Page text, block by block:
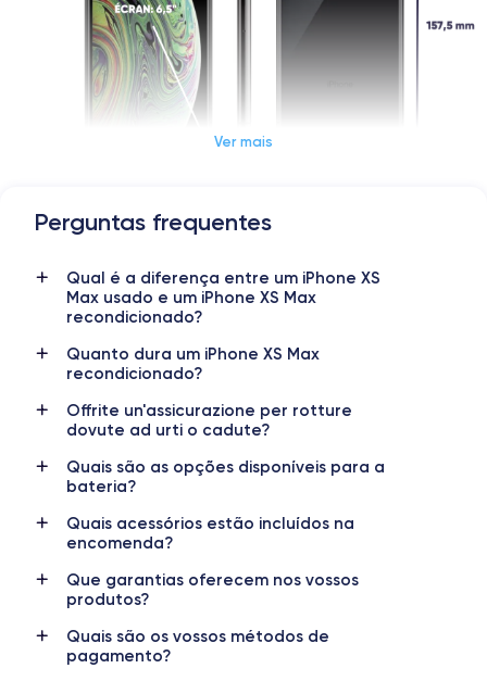
Dimensions et poids iPhone XS Max
Date de sortie
12/09/2018
Système exploit.
iOS (iOS 16)
Dimensions
157.5×77.4×7.7 mm
Poids
Écran
OLED 6.5 pouces
Résolution écran
2688 x 1242 pixels
Nom de la puce
Apple A12 Bionic
GPU 4 cœurs 2.24 GHz
Ver mais
Perguntas frequentes
Qual é a diferença entre um iPhone XS
Max usado e um iPhone XS Max
recondicionado?
Quanto dura um iPhone XS Max
recondicionado?
Offrite un'assicurazione per rotture
dovute ad urti o cadute?
Quais são as opções disponíveis para a
bateria?
Quais acessórios estão incluídos na
encomenda?
Que garantias oferecem nos vossos
produtos?
Quais são os vossos métodos de
pagamento?